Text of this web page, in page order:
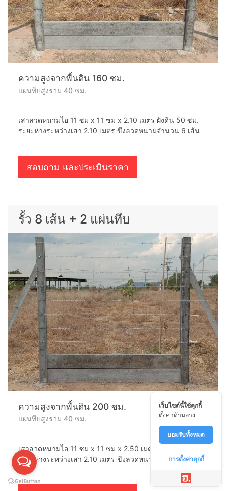
ความสูงจากพื้นดิน 160 ซม.
แผ่นทึบสูงรวม 40 ซม.
เสาลวดหนามไอ 11 ซม x 11 ซม x 2.10 เมตร ฝังดิน 50 ซม.
ระยะห่างระหว่างเสา 2.10 เมตร ขึงลวดหนามจำนวน 6 เส้น
สอบถาม และประเมินราคา
รั้ว 8 เส้น + 2 แผ่นทึบ
ความสูงจากพื้นดิน 200 ซม.
แผ่นทึบสูงรวม 40 ซม.
เสาลวดหนามไอ 11 ซม x 11 ซม x 2.50 เมตร ฝังดิน 50 ซม.
ระยะห่างระหว่างเสา 2.10 เมตร ขึงลวดหนามจำนวน 8 เส้น
เว็บไซต์นี้ใช้คุกกี้
ตั้งค่าด้านล่าง
ยอมรับทั้งหมด
การตั้งค่าคุกกี้